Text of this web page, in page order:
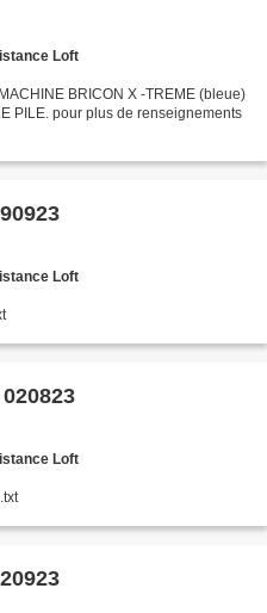
Loft
BRICON X -TREME (bleue)
PILE. pour plus de renseignements
Loft
Loft